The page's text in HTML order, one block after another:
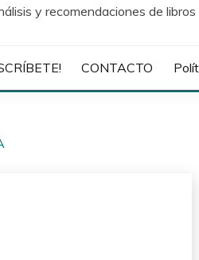
y recomendaciones de libros
CONTACTO